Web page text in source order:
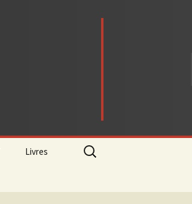
Livres
Rechercher :